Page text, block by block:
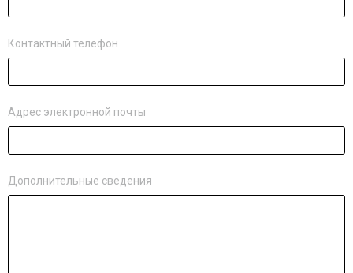
Контактный телефон
Адрес электронной почты
Дополнительные сведения